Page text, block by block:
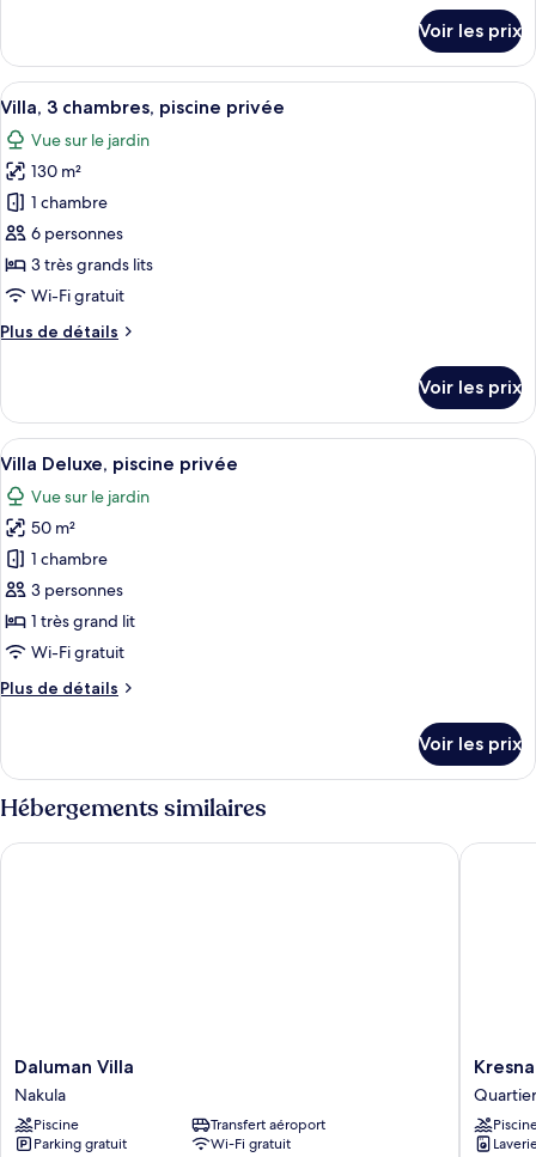
piscine
privée
le
type
de
chambre
Villa,
2
chambres,
piscine
privée
Voir les prix
Afficher
toutes
les
photos
pour
ce
type
de
chambre :
Villa,
piscine
privée
Villa, 3 chambres, piscine privée |
25
Villa, 3 chambres, piscine privée
Vue sur le jardin
130 m²
1 chambre
6 personnes
3 très grands lits
Wi-Fi gratuit
Plus de détails
Plus
le
type
de
chambre
Villa,
3
chambres,
piscine
privée
Voir les prix
Afficher
toutes
les
photos
pour
ce
type
de
chambre :
Villa
privée
Villa Deluxe, piscine privée | Vue de la
26
Villa Deluxe, piscine privée
Vue sur le jardin
50 m²
1 chambre
3 personnes
1 très grand lit
Wi-Fi gratuit
Plus de détails
Plus
le
type
de
chambre
Villa
Voir les prix
Hébergements similaires
Daluman
Villa
Nakula
Daluman Villa
Nakula
Piscine
Transfert aéroport
Parking gratuit
Wi-Fi gratuit
Daluman Villa
Kresna
By
The
Sea
By
Kresna